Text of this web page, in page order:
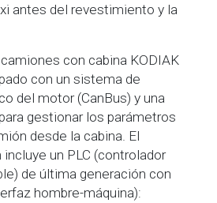
antes del revestimiento y la
con cabina KODIAK
con un sistema de
del motor (CanBus) y una
gestionar los parámetros
desde la cabina. El
un PLC (controlador
de última generación con
hombre-máquina):